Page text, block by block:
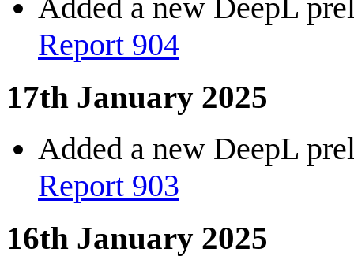
Added a new DeepL
Report 904
17th January 2025
Added a new DeepL
Report 903
16th January 2025